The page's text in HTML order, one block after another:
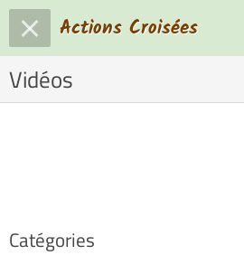
Actions Croisées
Vidéos
Catégories